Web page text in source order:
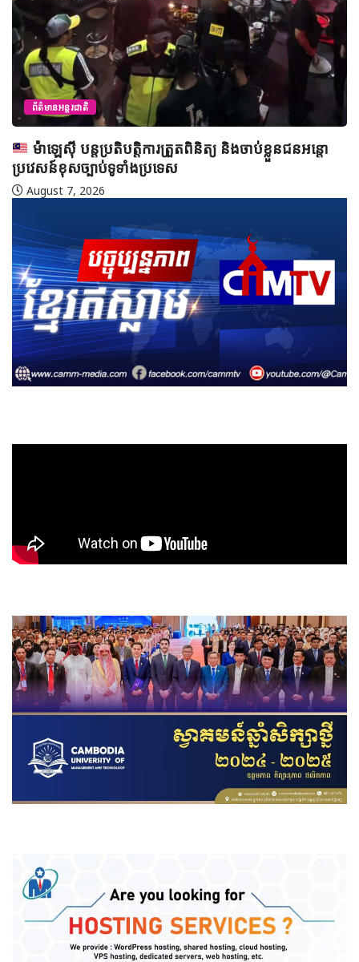
ព័ត៌មានអន្តរជាតិ
ម៉ាឡេស៊ី បន្តប្រតិបត្តិការត្រួតពិនិត្យ និងចាប់ខ្លួនជនអន្តោ
ប្រវេសន៍ខុសច្បាប់ទូទាំងប្រទេស
August 7, 2026